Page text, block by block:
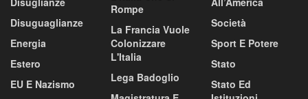
Disuguaglianze
Energia
Estero
EU E Nazismo
Rompe
La Francia Vuole
Colonizzare
L'Italia
Lega Badoglio
Società
Sport E Potere
Stato
Stato Ed